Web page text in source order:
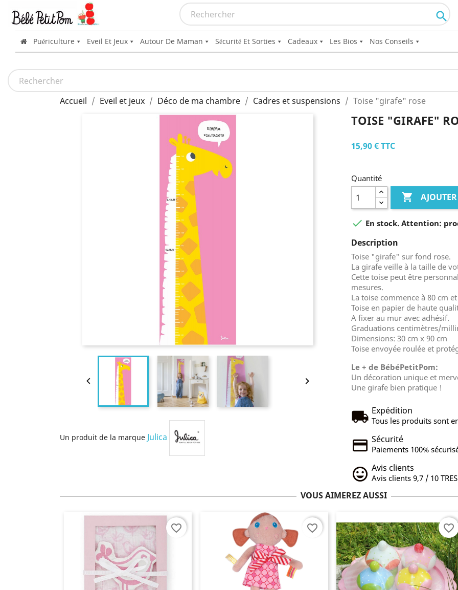

Puériculture Eveil Et Jeux Autour De Maman Sécurité Et Sorties Cadeaux Les Bios Nos Conseils
Accueil Eveil et jeux Déco de ma chambre Cadres et suspensions Toise "girafe" rose
 
Un produit de la marque Julica
TOISE "GIRAFE"
15,90 €TTC
Quantité

 En stock. Attention:
Description
Toise "girafe" sur fond rose.
La girafe veille à la taille de
Cette toise peut être
mesures.
La toise commence à 80 cm
Toise en papier de haute
A fixer au mur avec adhésif.
Graduations centimètres/
Dimensions: 30 cm x 90 cm
Toise envoyée roulée et
Le + de BébéPetitPom:
Un décoration unique et
Une girafe bien pratique !
Expédition
Tous les produits sont
Sécurité
Paiements 100%
Avis clients
Avis clients 9,7 / 10
VOUS AIMEREZ AUSSI
favorite_border favorite_border favorite_border